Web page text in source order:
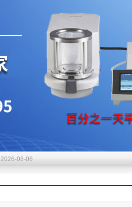
2026-08-06
2026-08-06